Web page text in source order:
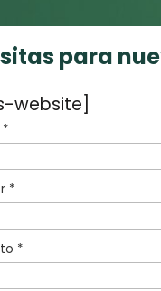
para
website]
*
*